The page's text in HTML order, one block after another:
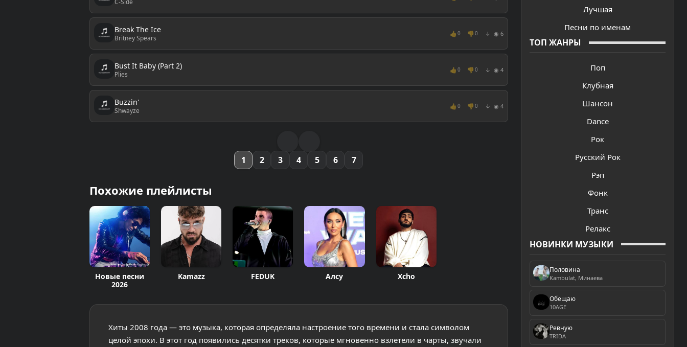
Лучшая
Песни по именам
ТОП ЖАНРЫ
Поп
Клубная
Шансон
Dance
Рок
Русский Рок
Рэп
Фонк
Транс
Релакс
НОВИНКИ МУЗЫКИ
Половина
Kambulat, Минаева
Обещаю
10AGE
Ревную
TRIDA
Break The Ice
Britney Spears
👍 0 👎 0 ↓ ◉ 6
Bust It Baby (Part 2)
Plies
👍 0 👎 0 ↓ ◉ 4
Buzzin'
Shwayze
👍 0 👎 0 ↓ ◉ 4
1 2 3 4 5 6 7
Похожие плейлисты
Новые песни
2026
Kamazz FEDUK Алсу Xcho
Хиты 2008 года — это музыка, которая определяла настроение того времени и стала символом
целой эпохи. В этот год появились десятки треков, которые мгновенно взлетели в чарты, звучали